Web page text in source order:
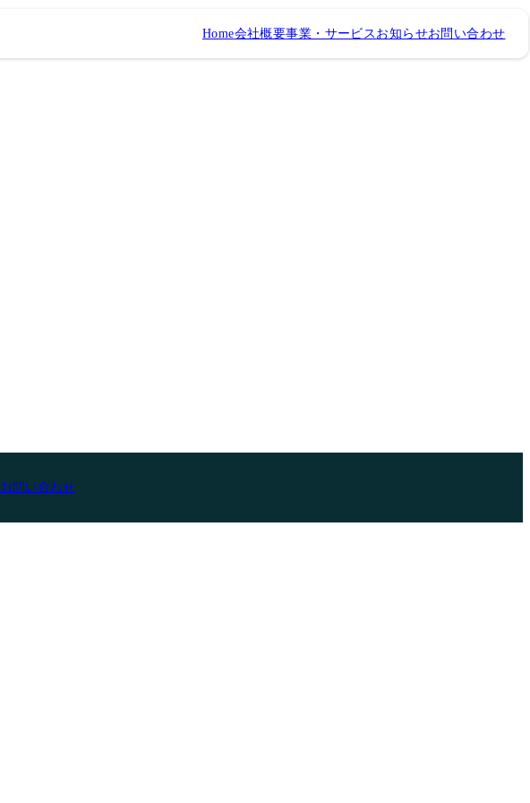
Home会社概要事業・サービス お知らせお問い合わせ
お問い合わせ